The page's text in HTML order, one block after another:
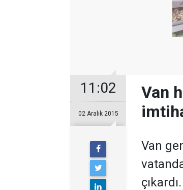
11:02
02 Aralık 2015
Van
Van